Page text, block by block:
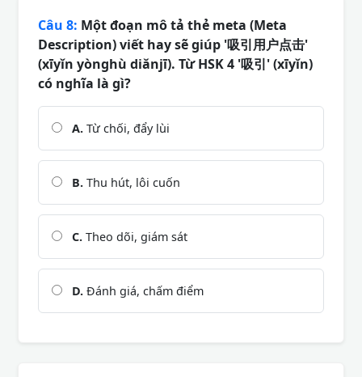
Câu 8: Một đoạn mô tả thẻ meta (Meta
Description) viết hay sẽ giúp '吸引用户点击'
(xīyǐn yònghù diǎnjī). Từ HSK 4 '吸引' (xīyǐn)
có nghĩa là gì?
A. Từ chối, đẩy lùi
B. Thu hút, lôi cuốn
C. Theo dõi, giám sát
D. Đánh giá, chấm điểm